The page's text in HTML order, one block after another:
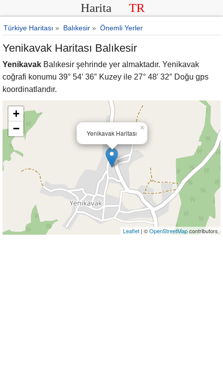
Harita TR
Türkiye Haritası » Balıkesir » Önemli Yerler
Yenikavak Haritası Balıkesir
Yenikavak Balıkesir şehrinde yer almaktadır. Yenikavak
coğrafi konumu 39° 54′ 36″ Kuzey ile 27° 48′ 32″ Doğu gps
koordinatlarıdır.
Yenikavak Haritası
×
+
−
Leaflet | ©OpenStreetMapcontributors